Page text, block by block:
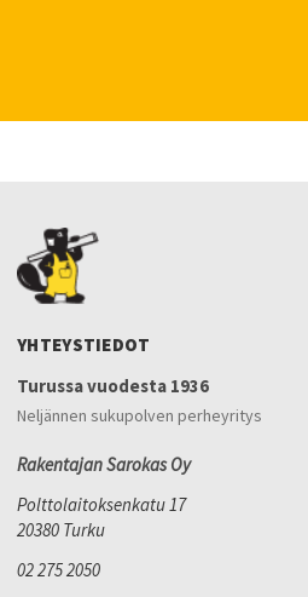
YHTEYSTIEDOT
Turussa vuodesta 1936
Neljännen sukupolven perheyritys
Rakentajan Sarokas Oy
Polttolaitoksenkatu 17
20380 Turku
02 275 2050